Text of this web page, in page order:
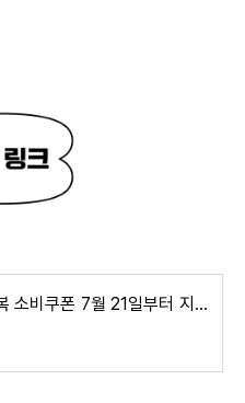
이재명 민생회복 소비쿠폰 7월 21일부터 지급 시작